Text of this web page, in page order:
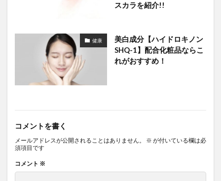
スカラを紹介!!
健康
美白成分【ハイドロキノン
SHQ-1】配合化粧品ならこ
れがおすすめ！
コメントを書く
メールアドレスが公開されることはありません。 ※ が付いている欄は必
須項目です
コメント ※